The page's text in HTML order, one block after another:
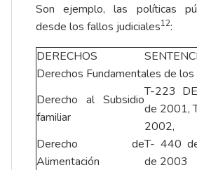
Son ejemplo, las políticas
desde los fallos judiciales12:
DERECHOS
Derechos Fundamentales de los
Derecho al Subsidio
familiar
T-223
de 2001,
2002,
Derecho de
Alimentación
T- 440
de 2003